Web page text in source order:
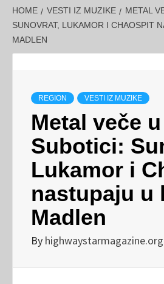
HOME VESTI IZ MUZIKE
METAL
SUNOVRAT, LUKAMOR I CHAOSPIT
MADLEN
REGION VESTI IZ MUZIKE
Metal veče u
Subotici:
Lukamor i
nastupaju u
Madlen
By highwaystarmagazine.org